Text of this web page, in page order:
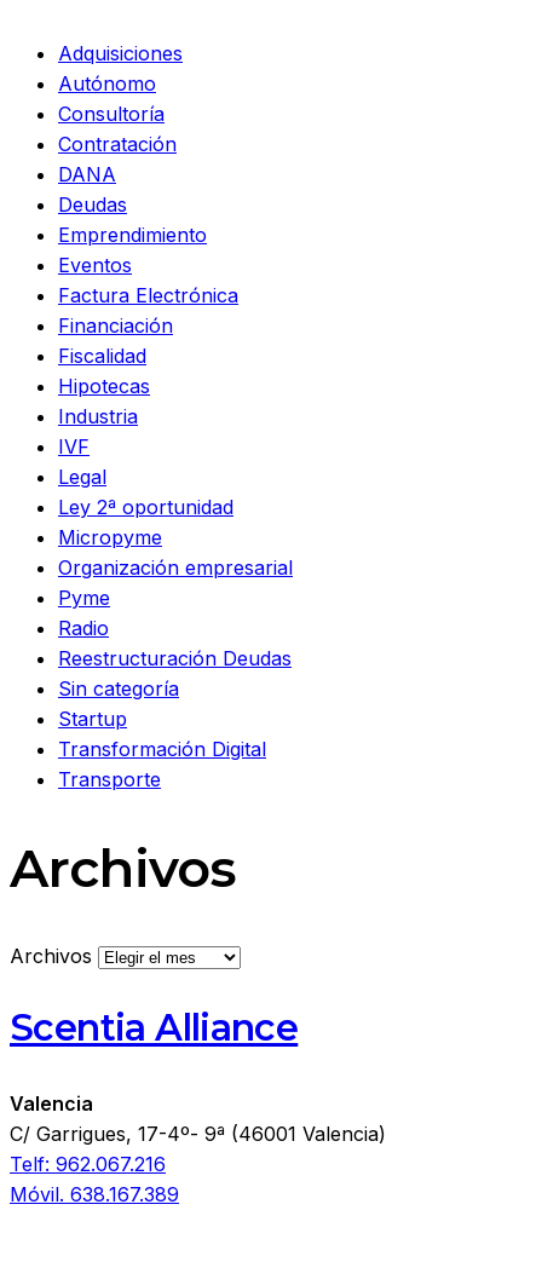
Adquisiciones
Autónomo
Consultoría
Contratación
DANA
Deudas
Emprendimiento
Eventos
Factura Electrónica
Financiación
Fiscalidad
Hipotecas
Industria
IVF
Legal
Ley 2ª oportunidad
Micropyme
Organización empresarial
Pyme
Radio
Reestructuración Deudas
Sin categoría
Startup
Transformación Digital
Transporte
Archivos
Archivos
Scentia Alliance
Valencia
C/ Garrigues, 17-4º- 9ª (46001 Valencia)
Telf: 962.067.216
Móvil. 638.167.389